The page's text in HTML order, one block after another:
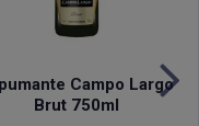
Campo Largo
Brut 750ml